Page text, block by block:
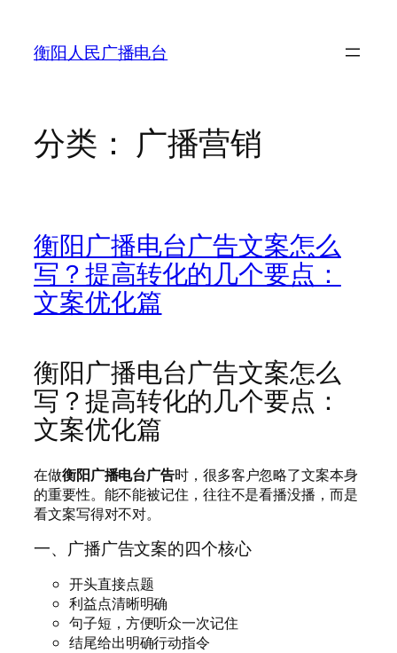
衡阳人民广播电台
分类： 广播营销
衡阳广播电台广告文案怎么
写？提高转化的几个要点：
文案优化篇
衡阳广播电台广告文案怎么
写？提高转化的几个要点：
文案优化篇
在做衡阳广播电台广告时，很多客户忽略了文案本身
的重要性。能不能被记住，往往不是看播没播，而是
看文案写得对不对。
一、广播广告文案的四个核心
开头直接点题
利益点清晰明确
句子短，方便听众一次记住
结尾给出明确行动指令